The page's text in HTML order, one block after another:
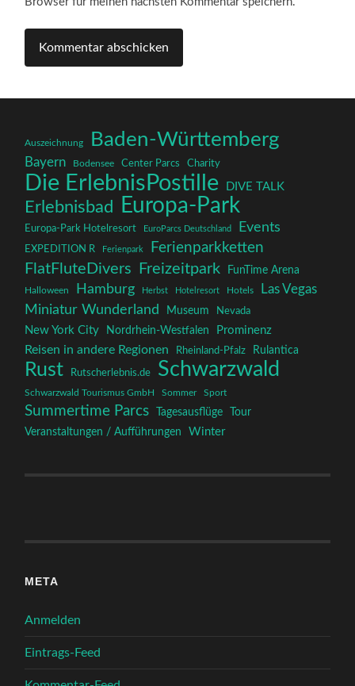
Auszeichnung Baden-Württemberg
Bayern Bodensee Center Parcs Charity
Die ErlebnisPostille DIVE TALK
Erlebnisbad Europa-Park
Europa-Park Hotelresort EuroParcs Deutschland Events
EXPEDITION R Ferienpark Ferienparkketten
FlatFluteDivers Freizeitpark FunTime Arena
Halloween Hamburg Herbst Hotelresort Hotels
Las Vegas
Miniatur Wunderland
Museum Nevada
New York City Nordrhein-Westfalen Prominenz
Reisen in andere Regionen Rheinland-Pfalz Rulantica
Rust Rutscherlebnis.de Schwarzwald
Schwarzwald Tourismus GmbH Sommer Sport
Summertime Parcs Tagesausflüge
Tour
Veranstaltungen / Aufführungen
Winter
META
Anmelden
Eintrags-Feed